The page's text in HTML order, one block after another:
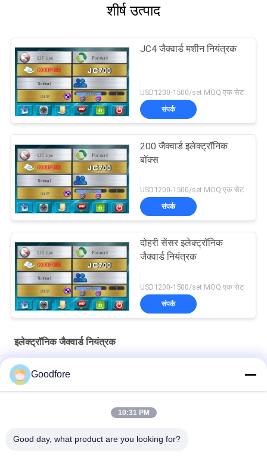
शीर्ष उत्पाद
JC4 जैक्वार्ड मशीन नियंत्रक
USD1200-1500/set MOQ:एक सेट
संपर्क
200 जैक्वार्ड इलेक्ट्रॉनिक
बॉक्स
USD1200-1500/set MOQ:एक सेट
संपर्क
दोहरी सेंसर इलेक्ट्रॉनिक
जैक्वार्ड नियंत्रक
USD1200-1500/set MOQ:एक सेट
संपर्क
इलेक्ट्रॉनिक जैक्वार्ड नियंत्रक
बुनाई करघे के लिए ग्रॉस इलेक्ट्रिक कंट्रोल कैबिनेट JC700 रेट्रोफिटिंग टेक्सटाइल
पार्ट्सGoodfore
10:31 PM
Good day, what product are you looking for?